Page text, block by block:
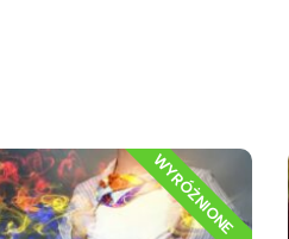
WYRÓŻNIONE